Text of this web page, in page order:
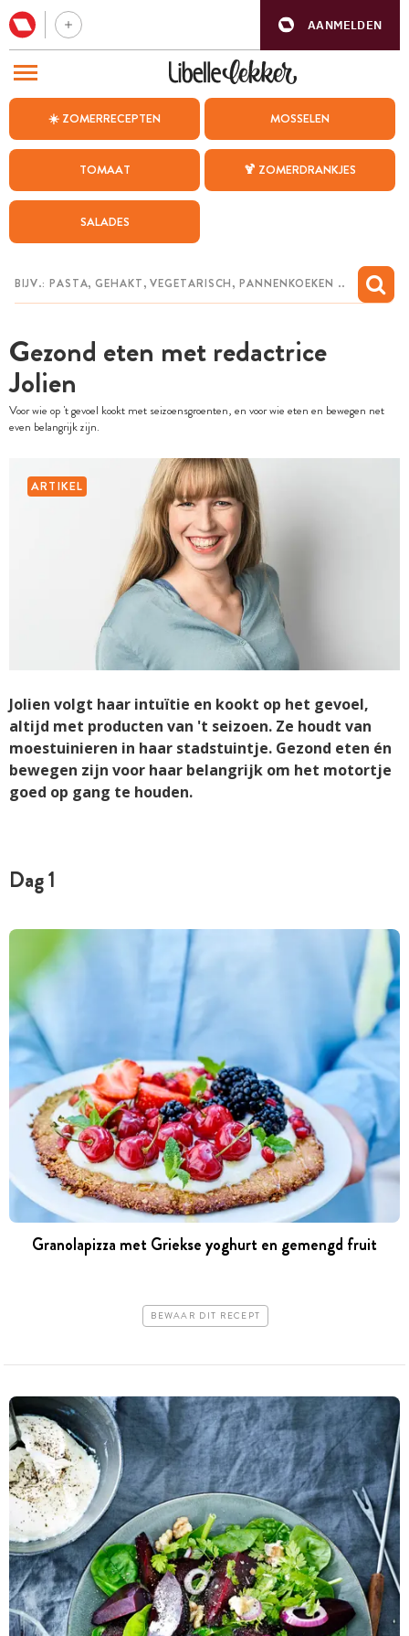
AANMELDEN
☀️ ZOMERRECEPTEN MOSSELEN
TOMAAT 🍹 ZOMERDRANKJES
SALADES
Gezond eten met redactrice
Jolien
Voor wie op 't gevoel kookt met seizoensgroenten, en voor wie eten en bewegen net
even belangrijk zijn.
ARTIKEL
Jolien volgt haar intuïtie en kookt op het gevoel,
altijd met producten van 't seizoen. Ze houdt van
moestuinieren in haar stadstuintje. Gezond eten én
bewegen zijn voor haar belangrijk om het motortje
goed op gang te houden.
Dag 1
Granolapizza met Griekse yoghurt en gemengd fruit
BEWAAR DIT RECEPT
BEZOEK ONZE ANDERE WEBSITES
WEEKMENU
CHAT MET MAIA
MIJN BEWAARDE RECEPTEN